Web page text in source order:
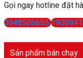
Gọi ngay hotline đặt
0948526655
Sản phẩm bán chạy